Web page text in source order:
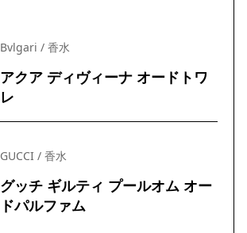
Bvlgari / 香水
アクア ディヴィーナ オードトワ
レ
GUCCI / 香水
グッチ ギルティ プールオム オー
ドパルファム